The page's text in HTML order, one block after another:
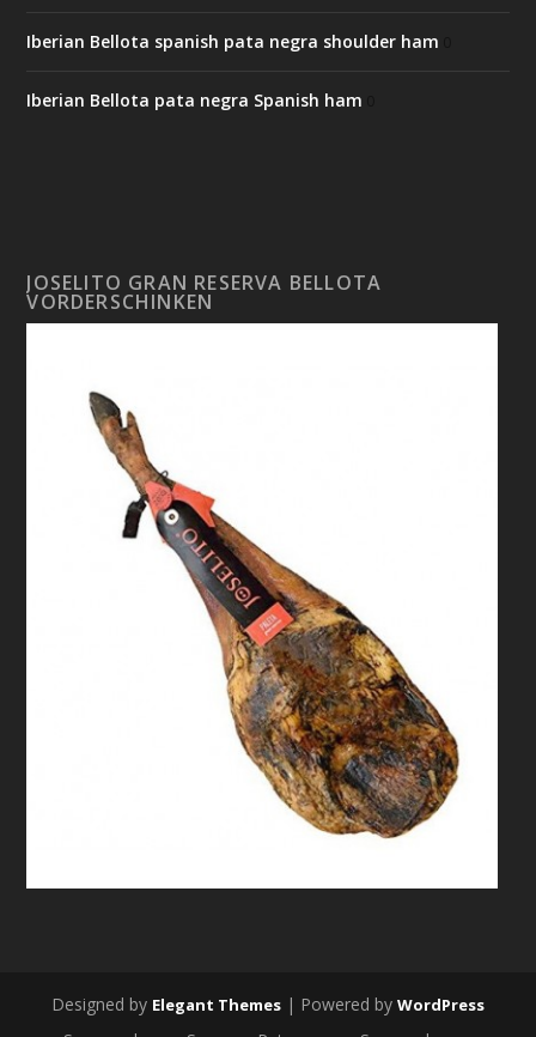
Iberian Bellota spanish pata negra shoulder ham
Iberian Bellota pata negra Spanish ham
JOSELITO GRAN RESERVA BELLOTA
VORDERSCHINKEN
Designed by Elegant Themes | Powered by WordPress